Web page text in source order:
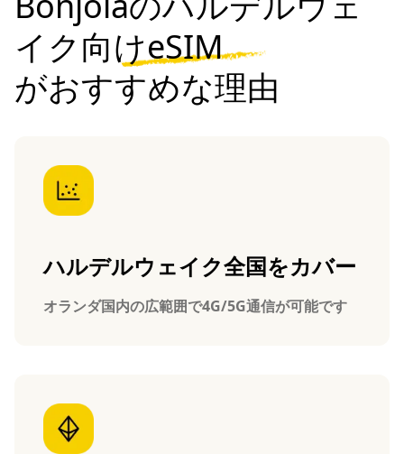
イク向けeSIM
がおすすめな理由
ハルデルウェイク全国をカバー
オランダ国内の広範囲で4G/5G通信が可能です